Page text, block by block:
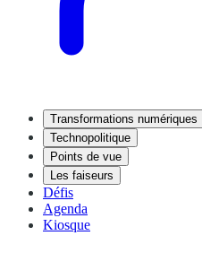
Transformations numériques
Technopolitique
Points de vue
Les faiseurs
Défis
Agenda
Kiosque